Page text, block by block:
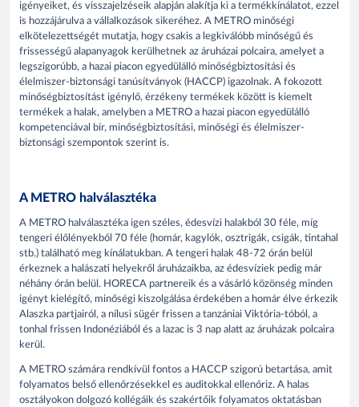
igényeiket, és visszajelzéseik alapján alakítja ki a termékkínálatot, ezzel
is hozzájárulva a vállalkozások sikeréhez. A METRO minőségi
elkötelezettségét mutatja, hogy csakis a legkiválóbb minőségű és
frissességű alapanyagok kerülhetnek az áruházai polcaira, amelyet a
legszigorúbb, a hazai piacon egyedülálló minőségbiztosítási és
élelmiszer-biztonsági tanúsítványok (HACCP) igazolnak. A fokozott
minőségbiztosítást igénylő, érzékeny termékek között is kiemelt
termékek a halak, amelyben a METRO a hazai piacon egyedülálló
kompetenciával bír, minőségbiztosítási, minőségi és élelmiszer-
biztonsági szempontok szerint is.
A METRO halválasztéka
A METRO halválasztéka igen széles, édesvízi halakból 30 féle, míg
tengeri élőlényekből 70 féle (homár, kagylók, osztrigák, csigák, tintahal
stb.) található meg kínálatukban. A tengeri halak 48-72 órán belül
érkeznek a halászati helyekről áruházaikba, az édesvíziek pedig már
néhány órán belül. HORECA partnereik és a vásárló közönség minden
igényt kielégítő, minőségi kiszolgálása érdekében a homár élve érkezik
Alaszka partjairól, a nílusi sügér frissen a tanzániai Viktória-tóból, a
tonhal frissen Indonéziából és a lazac is 3 nap alatt az áruházak polcaira
kerül.
A METRO számára rendkívül fontos a HACCP szigorú betartása, amit
folyamatos belső ellenőrzésekkel es auditokkal ellenőriz. A halas
osztályokon dolgozó kollégáik és szakértőik folyamatos oktatásban